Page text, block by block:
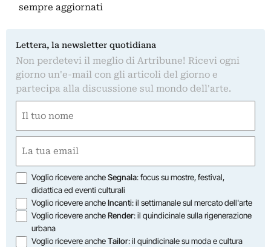
sempre aggiornati
Lettera, la newsletter quotidiana
Non perdetevi il meglio di Artribune! Ricevi ogni
giorno un'e-mail con gli articoli del giorno e
partecipa alla discussione sul mondo dell'arte.
(Obbligatorio)
Nome
(Obbligatorio)
Opzioni
Voglio ricevere ancheSegnala: focus su mostre, festival,
didattica ed eventi culturali
Voglio ricevere ancheIncanti: il settimanale sul mercato dell'arte
Voglio ricevere ancheRender: il quindicinale sulla rigenerazione
urbana
Voglio ricevere ancheTailor: il quindicinale su moda e cultura